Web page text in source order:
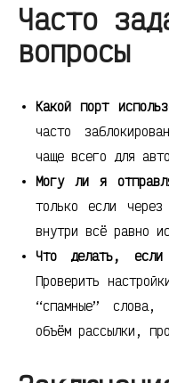
Часто
вопросы
Какой порт
часто
чаще всего для
Могу ли я
только если
внутри всё равно
Что делать,
Проверить
“спамные” слова,
объём рассылки,